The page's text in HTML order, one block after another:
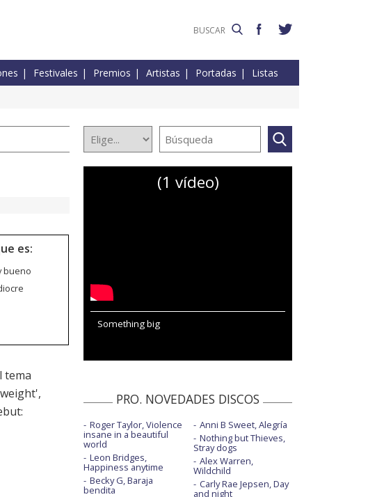
Festivales Premios Artistas Portadas Listas
es:
bueno
tema
(1 vídeo)
Something big
PRO. NOVEDADES DISCOS
Roger Taylor, Violence
insane in a beautiful
world
Leon Bridges,
Happiness anytime
Becky G, Baraja
bendita
Anni B Sweet, Alegría
Nothing but Thieves,
Stray dogs
Alex Warren,
Wildchild
Carly Rae Jepsen, Day
and night